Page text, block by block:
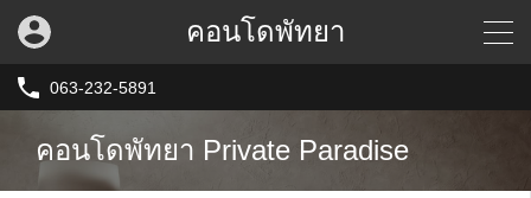
คอนโดพัทยา
063-232-5891
คอนโดพัทยา Private Paradise